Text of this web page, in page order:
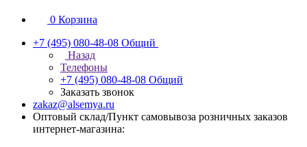
0 Корзина
+7 (495) 080-48-08 Общий
Назад
Телефоны
+7 (495) 080-48-08 Общий
Заказать звонок
zakaz@alsemya.ru
Оптовый склад/Пункт самовывоза розничных заказов
интернет-магазина: